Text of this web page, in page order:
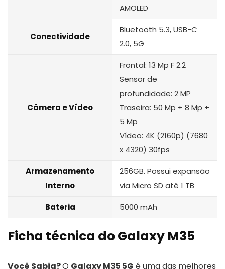
AMOLED
Conectividade
‎Bluetooth 5.3, USB-C
2.0, 5G
Câmera e Vídeo
Frontal: 13 Mp F 2.2
Sensor de
profundidade: 2 MP
Traseira: 50 Mp + 8 Mp +
5 Mp
Vídeo: 4K (2160p) (7680
x 4320) 30fps
Armazenamento
Interno
256GB. Possui expansão
via Micro SD até 1 TB
Bateria 5000 mAh
Ficha técnica do Galaxy M35
Você Sabia?O Galaxy M35 5G é uma das melhores